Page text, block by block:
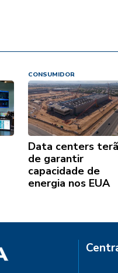
CONSUMIDOR
Data centers
de garantir
capacidade de
energia nos EUA